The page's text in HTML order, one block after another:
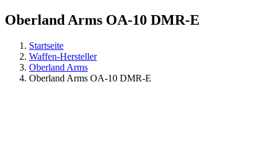
Oberland Arms OA-10 DMR-E
Startseite
Waffen-Hersteller
Oberland Arms
Oberland Arms OA-10 DMR-E